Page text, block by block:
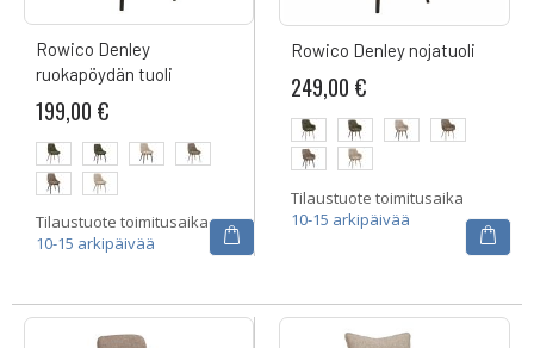
Rowico Denley
ruokapöydän tuoli
199,00 €
Tilaustuote toimitusaika
10-15 arkipäivää
Rowico Denley nojatuoli
249,00 €
Tilaustuote toimitusaika
10-15 arkipäivää